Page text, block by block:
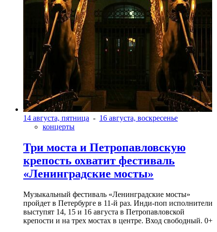
14 августа, пятница - 16 августа, воскресенье
концерты
Три моста и Петропавловскую
крепость охватит фестиваль
«Ленинградские мосты»
Музыкальный фестиваль «Ленинградские мосты»
пройдет в Петербурге в 11-й раз. Инди-поп исполнители
выступят 14, 15 и 16 августа в Петропавловской
крепости и на трех мостах в центре. Вход свободный. 0+